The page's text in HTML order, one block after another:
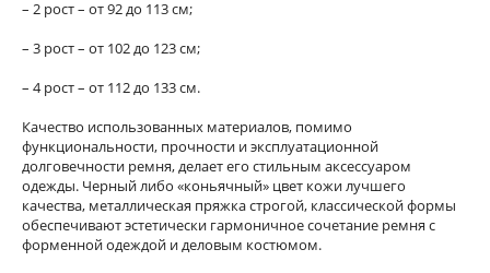
– 2 рост – от 92 до 113 см;
– 3 рост – от 102 до 123 см;
– 4 рост – от 112 до 133 см.
Качество использованных материалов, помимо
функциональности, прочности и эксплуатационной
долговечности ремня, делает его стильным аксессуаром
одежды. Черный либо «коньячный» цвет кожи лучшего
качества, металлическая пряжка строгой, классической формы
обеспечивают эстетически гармоничное сочетание ремня с
форменной одеждой и деловым костюмом.